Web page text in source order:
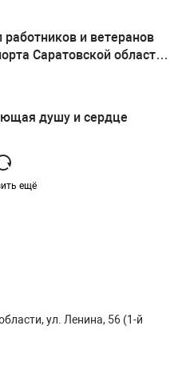
и ветеранов
Саратовской области
душу и сердце
ещё
ул. Ленина, 56 (1-й